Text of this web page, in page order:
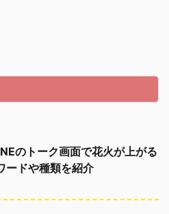
のトーク画面で花火が上がる
ードや種類を紹介